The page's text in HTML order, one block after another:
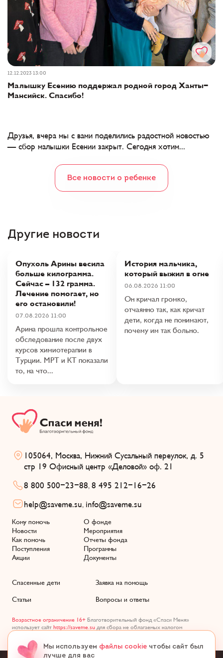
12.12.2023 13:00
Малышку Есению поддержал родной город Ханты-
Мансийск. Спасибо!
Друзья, вчера мы с вами поделились радостной новостью
— сбор малышки Есении закрыт. Сегодня хотим...
Все новости о ребенке
Другие новости
Опухоль Арины весила
больше килограмма.
Сейчас – 132 грамма.
Лечение помогает, но
его остановили!
07.08.2026 11:00
Арина прошла контрольное
обследование после двух
курсов химиотерапии в
Турции. МРТ и КТ показали
то, на что...
История мальчика,
который выжил в огне
06.08.2026 11:00
Он кричал громко,
отчаянно так, как кричат
дети, когда не понимают,
почему им так больно.
105064, Москва, Нижний Сусальный переулок, д. 5
стр 19 Офисный центр «Деловой» оф. 21
8 800 500-23-88, 8 495 212-16-26
help@saveme.su, info@saveme.su
Кому помочь
Новости
Как помочь
Поступления
Акции
О фонде
Мероприятия
Отчеты фонда
Программы
Документы
Спасенные дети Заявка на помощь
Статьи Вопросы и ответы
Возрастное ограничение 16+ Благотворительный фонд «Спаси Меня»
использует сайт https://saveme.su для сбора не облагаемых налогом
Мы используем файлы cookie чтобы сайт был
лучше для вас